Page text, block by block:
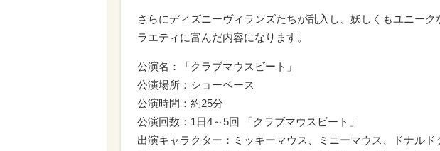
さらにディズニーヴィランズたちが乱入し、妖しくもユニー
ラエティに富んだ内容になります。
公演名：「クラブマウスビート」
公演場所：ショーベース
公演時間：約25分
公演回数：1日4～5回 「クラブマウスビート」
出演キャラクター：ミッキーマウス、ミニーマウス、ドナル